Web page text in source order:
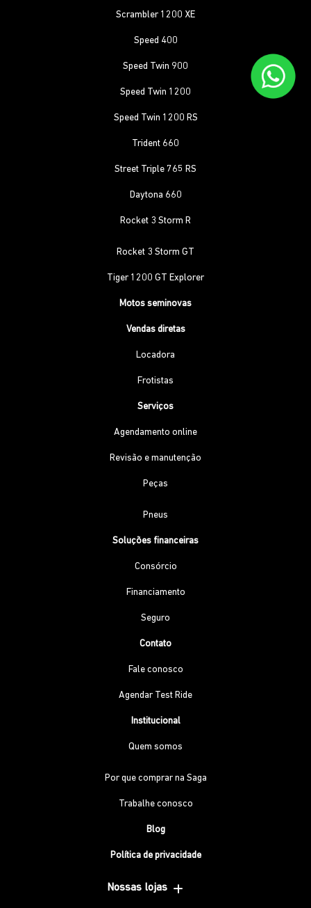
Scrambler 1200 XE
Speed 400
Speed Twin 900
Speed Twin 1200
Speed Twin 1200 RS
Trident 660
Street Triple 765 RS
Daytona 660
Rocket 3 Storm R
Rocket 3 Storm GT
Tiger 1200 GT Explorer
Motos seminovas
Vendas diretas
Locadora
Frotistas
Serviços
Agendamento online
Revisão e manutenção
Peças
Pneus
Soluções financeiras
Consórcio
Financiamento
Seguro
Contato
Fale conosco
Agendar Test Ride
Institucional
Quem somos
Por que comprar na Saga
Trabalhe conosco
Blog
Política de privacidade
Nossas lojas